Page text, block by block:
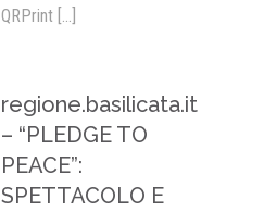
QRPrint [...]
regione.basilicata.it
– “PLEDGE TO
PEACE”:
SPETTACOLO E